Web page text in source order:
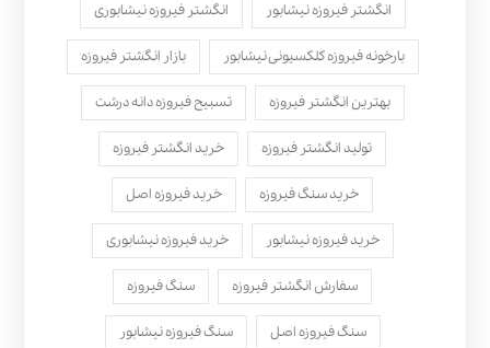
انگشتر فیروزه نیشابور انگشتر فیروزه نیشابوری
بارخونه فیروزه کلکسیونی نیشابور بازار انگشتر فیروزه
بهترین انگشتر فیروزه تسبیح فیروزه دانه درشت
تولید انگشتر فیروزه خرید انگشتر فیروزه
خرید سنگ فیروزه خرید فیروزه اصل
خرید فیروزه نیشابور خرید فیروزه نیشابوری
سفارش انگشتر فیروزه سنگ فیروزه
سنگ فیروزه اصل سنگ فیروزه نیشابور